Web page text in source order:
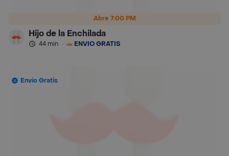
Abre 7:00 PM
Hijo de la Enchilada
44 min · ENVÍO GRATIS
Envío Gratis